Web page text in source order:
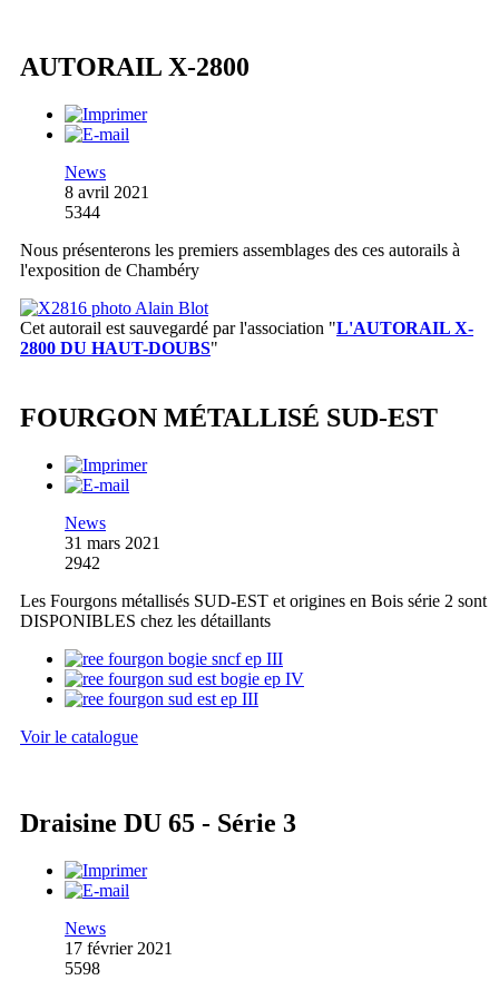
AUTORAIL X-2800
News
8 avril 2021
5344
Nous présenterons les premiers assemblages des ces autorails à
l'exposition de Chambéry
Cet autorail est sauvegardé par l'association "L'AUTORAIL X-
2800 DU HAUT-DOUBS"
FOURGON MÉTALLISÉ SUD-EST
News
31 mars 2021
2942
Les Fourgons métallisés SUD-EST et origines en Bois série 2 sont
DISPONIBLES chez les détaillants
Voir le catalogue
Draisine DU 65 - Série 3
News
17 février 2021
5598